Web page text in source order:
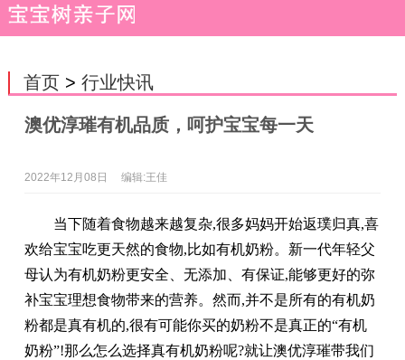
首页> 行业快讯
澳优淳璀有机品质，呵护宝宝每一天
2022年12月08日 编辑:王佳
当下随着食物越来越复杂,很多妈妈开始返璞归真,喜
欢给宝宝吃更天然的食物,比如有机奶粉。新一代年轻父
母认为有机奶粉更安全、无添加、有保证,能够更好的弥
补宝宝理想食物带来的营养。然而,并不是所有的有机奶
粉都是真有机的,很有可能你买的奶粉不是真正的“有机
奶粉”!那么怎么选择真有机奶粉呢?就让澳优淳璀带我们